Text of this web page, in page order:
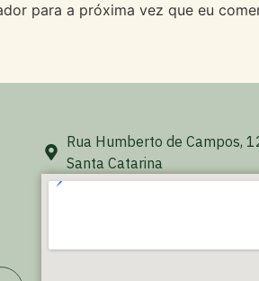
para a próxima vez que eu
Rua Humberto de Campos,
Santa Catarina